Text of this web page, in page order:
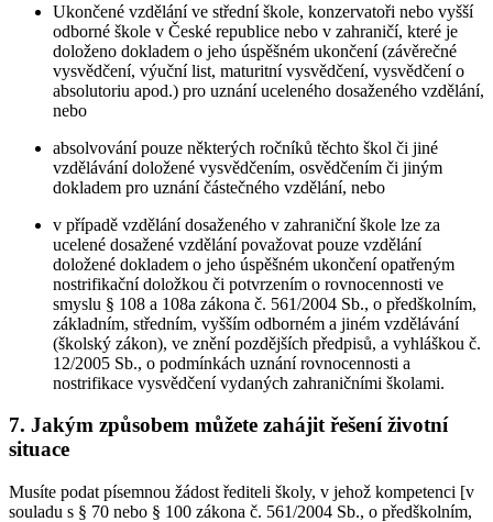
Ukončené vzdělání ve střední škole, konzervatoři nebo vyšší
odborné škole v České republice nebo v zahraničí, které je
doloženo dokladem o jeho úspěšném ukončení (závěrečné
vysvědčení, výuční list, maturitní vysvědčení, vysvědčení o
absolutoriu apod.) pro uznání uceleného dosaženého vzdělání,
nebo
absolvování pouze některých ročníků těchto škol či jiné
vzdělávání doložené vysvědčením, osvědčením či jiným
dokladem pro uznání částečného vzdělání, nebo
v případě vzdělání dosaženého v zahraniční škole lze za
ucelené dosažené vzdělání považovat pouze vzdělání
doložené dokladem o jeho úspěšném ukončení opatřeným
nostrifikační doložkou či potvrzením o rovnocennosti ve
smyslu § 108 a 108a zákona č. 561/2004 Sb., o předškolním,
základním, středním, vyšším odborném a jiném vzdělávání
(školský zákon), ve znění pozdějších předpisů, a vyhláškou č.
12/2005 Sb., o podmínkách uznání rovnocennosti a
nostrifikace vysvědčení vydaných zahraničními školami.
7. Jakým způsobem můžete zahájit řešení životní
situace
Musíte podat písemnou žádost řediteli školy, v jehož kompetenci [v
souladu s § 70 nebo § 100 zákona č. 561/2004 Sb., o předškolním,